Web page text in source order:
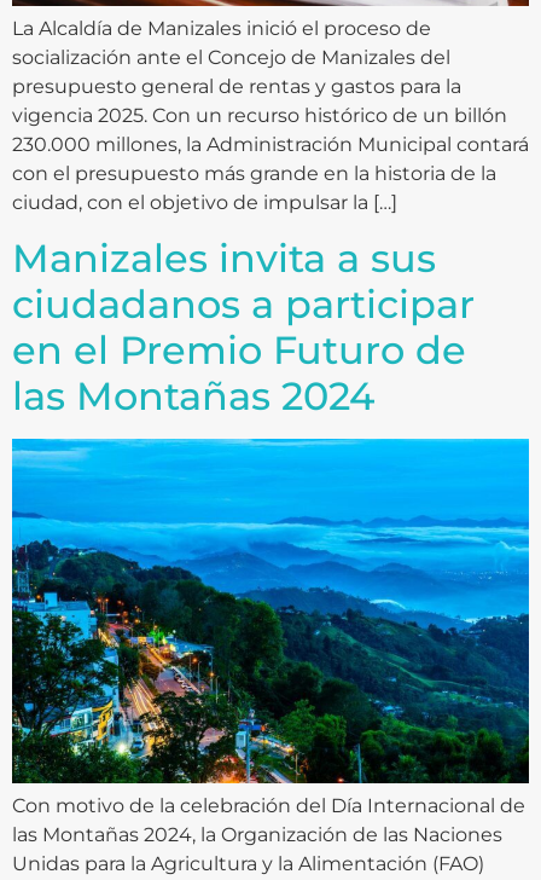
La Alcaldía de Manizales inició el proceso de
socialización ante el Concejo de Manizales del
presupuesto general de rentas y gastos para la
vigencia 2025. Con un recurso histórico de un billón
230.000 millones, la Administración Municipal contará
con el presupuesto más grande en la historia de la
ciudad, con el objetivo de impulsar la […]
Manizales invita a sus
ciudadanos a participar
en el Premio Futuro de
las Montañas 2024
Con motivo de la celebración del Día Internacional de
las Montañas 2024, la Organización de las Naciones
Unidas para la Agricultura y la Alimentación (FAO)